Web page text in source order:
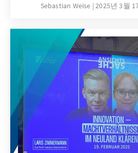
Sebastian Weise 2025년 3월